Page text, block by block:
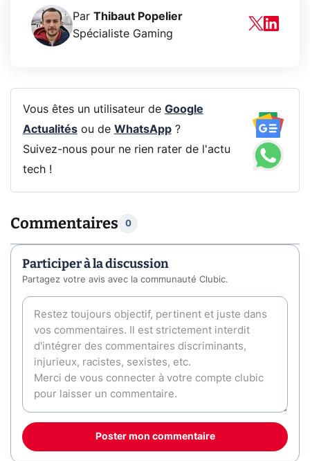
Par Thibaut Popelier
Spécialiste Gaming
Vous êtes un utilisateur de Google
Actualitésou de WhatsApp?
Suivez-nous pour ne rien rater de l'actu
tech !
Commentaires 0
Participer à la discussion
Partagez votre avis avec la communauté Clubic.
Poster mon commentaire